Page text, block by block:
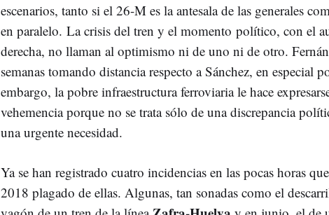
escenarios, tanto si el 26-M es la antesala de las generales
en paralelo. La crisis del tren y el momento político, con el
derecha, no llaman al optimismo ni de uno ni de otro.
semanas tomando distancia respecto a Sánchez, en especial
embargo, la pobre infraestructura ferroviaria le hace
vehemencia porque no se trata sólo de una discrepancia
una urgente necesidad.
Ya se han registrado cuatro incidencias en las pocas horas
2018 plagado de ellas. Algunas, tan sonadas como el